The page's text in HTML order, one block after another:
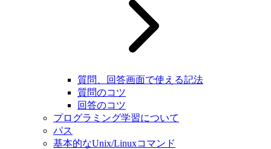
質問、回答画面で使える記法
質問のコツ
回答のコツ
プログラミング学習について
パス
基本的なUnix/Linuxコマンド